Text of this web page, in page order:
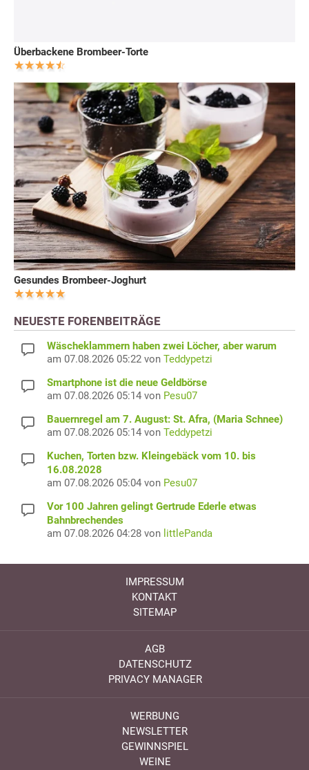
Überbackene Brombeer-Torte
Gesundes Brombeer-Joghurt
NEUESTE FORENBEITRÄGE
Wäscheklammern haben zwei Löcher, aber warum
am 07.08.2026 05:22 von Teddypetzi
Smartphone ist die neue Geldbörse
am 07.08.2026 05:14 von Pesu07
Bauernregel am 7. August: St. Afra, (Maria Schnee)
am 07.08.2026 05:14 von Teddypetzi
Kuchen, Torten bzw. Kleingebäck vom 10. bis
16.08.2028
am 07.08.2026 05:04 von Pesu07
Vor 100 Jahren gelingt Gertrude Ederle etwas
Bahnbrechendes
am 07.08.2026 04:28 von littlePanda
IMPRESSUM
KONTAKT
SITEMAP
AGB
DATENSCHUTZ
PRIVACY MANAGER
WERBUNG
NEWSLETTER
GEWINNSPIEL
WEINE